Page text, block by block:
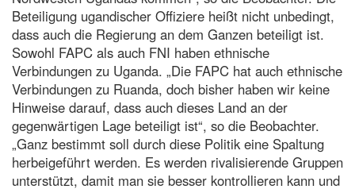
Beteiligung ugandischer Offiziere heißt nicht unbedingt,
dass auch die Regierung an dem Ganzen beteiligt ist.
Sowohl FAPC als auch FNI haben ethnische
Verbindungen zu Uganda. „Die FAPC hat auch ethnische
Verbindungen zu Ruanda, doch bisher haben wir keine
Hinweise darauf, dass auch dieses Land an der
gegenwärtigen Lage beteiligt ist“, so die Beobachter.
„Ganz bestimmt soll durch diese Politik eine Spaltung
herbeigeführt werden. Es werden rivalisierende Gruppen
unterstützt, damit man sie besser kontrollieren kann und